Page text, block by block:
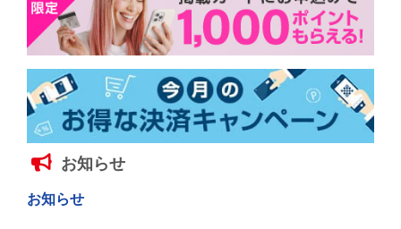
お知らせ
お知らせ